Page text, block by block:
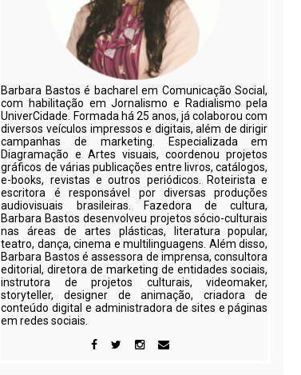
Barbara Bastos é bacharel em Comunicação Social,
com habilitação em Jornalismo e Radialismo pela
UniverCidade. Formada há 25 anos, já colaborou com
diversos veículos impressos e digitais, além de dirigir
campanhas de marketing. Especializada em
Diagramação e Artes visuais, coordenou projetos
gráficos de várias publicações entre livros, catálogos,
e-books, revistas e outros periódicos. Roteirista e
escritora é responsável por diversas produções
audiovisuais brasileiras. Fazedora de cultura,
Barbara Bastos desenvolveu projetos sócio-culturais
nas áreas de artes plásticas, literatura popular,
teatro, dança, cinema e multilinguagens. Além disso,
Barbara Bastos é assessora de imprensa, consultora
editorial, diretora de marketing de entidades sociais,
instrutora de projetos culturais, videomaker,
storyteller, designer de animação, criadora de
conteúdo digital e administradora de sites e páginas
em redes sociais.